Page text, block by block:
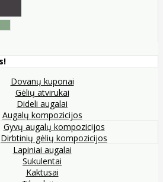
Dovanų kuponai
Gėlių atvirukai
Dideli augalai
Augalų kompozicijos
Gyvų augalų kompozicijos
Dirbtinių gėlių kompozicijos
Lapiniai augalai
Sukulentai
Kaktusai